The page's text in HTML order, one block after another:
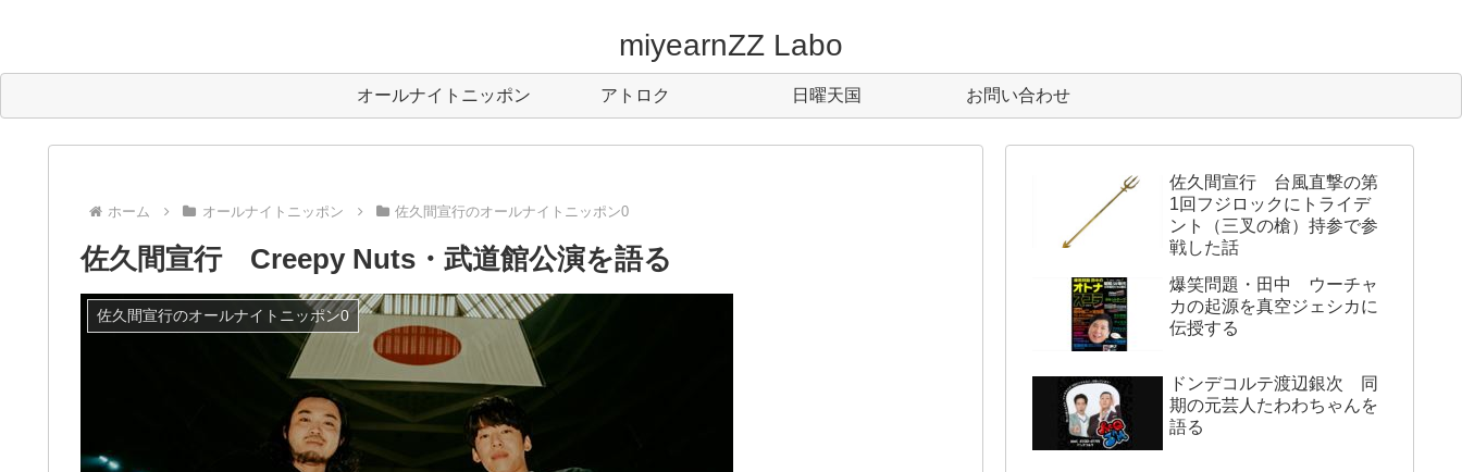
miyearnZZ Labo
オールナイトニッポン アトロク 日曜天国 お問い合わせ
ホーム オールナイトニッポン 佐久間宣行のオールナイトニッポン0
佐久間宣行 Creepy Nuts・武道館公演を語る
佐久間宣行のオールナイトニッポン0
佐久間宣行 台風直撃の第
1回フジロックにトライデ
ント（三叉の槍）持参で参
戦した話
爆笑問題・田中 ウーチャ
カの起源を真空ジェシカに
伝授する
ドンデコルテ渡辺銀次 同
期の元芸人たわわちゃんを
語る